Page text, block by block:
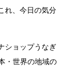
れ、今日の気分
ショップうなぎ
・世界の地域の